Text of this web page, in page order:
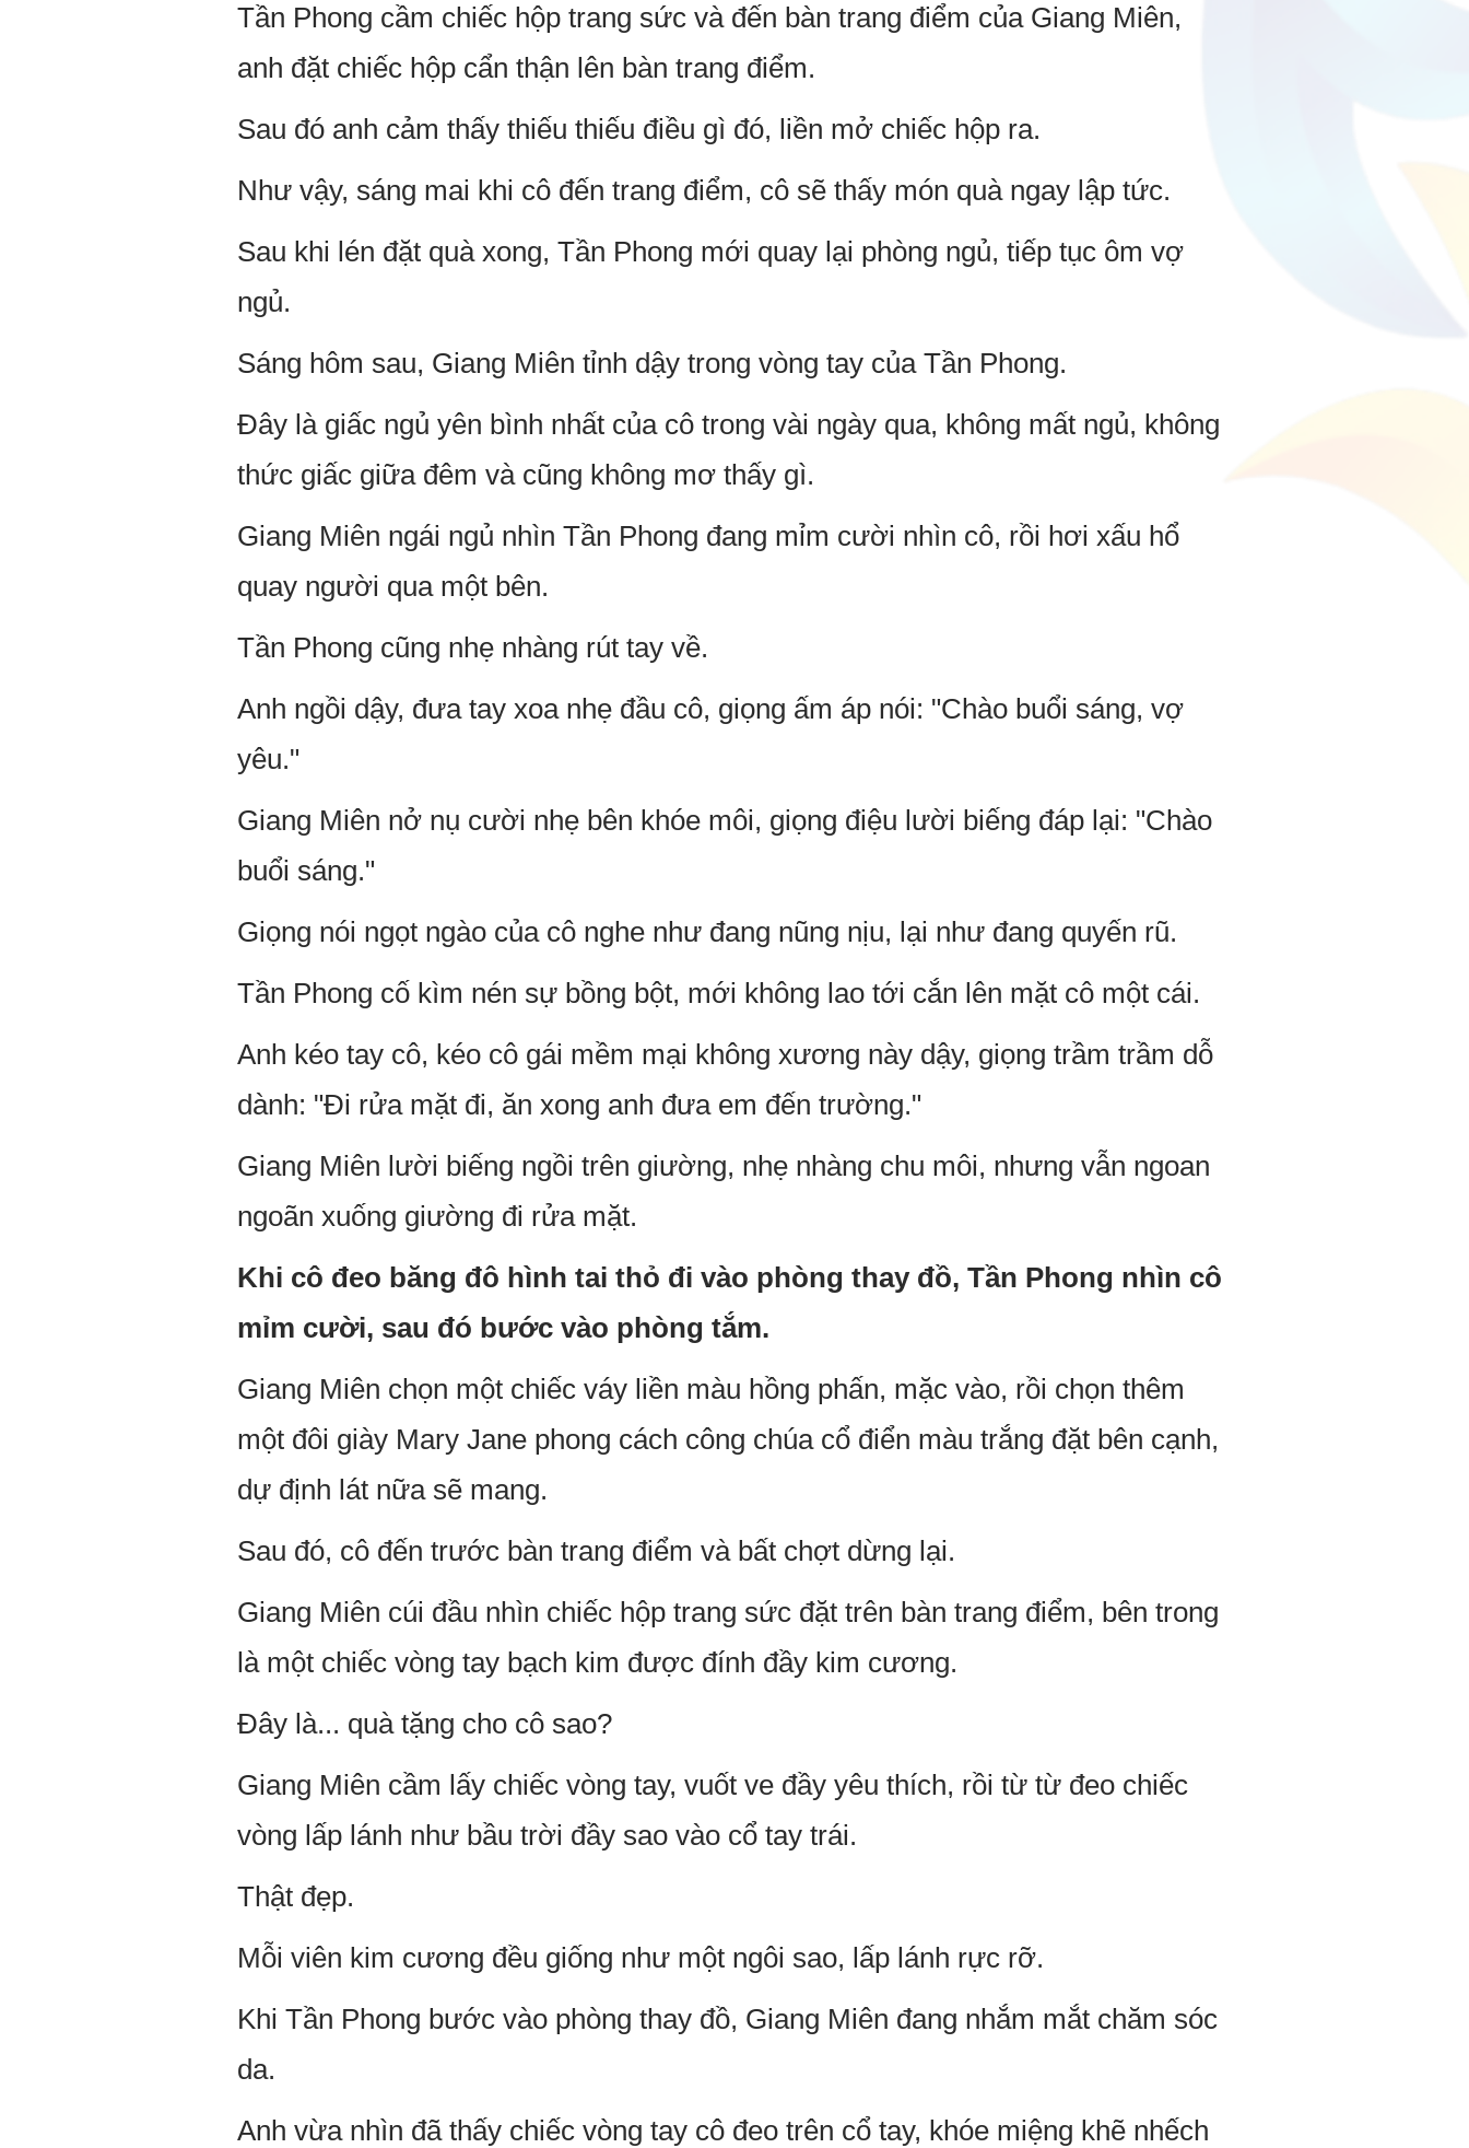
Tần Phong cầm chiếc hộp trang sức và đến bàn trang điểm của Giang Miên,
anh đặt chiếc hộp cẩn thận lên bàn trang điểm.
Sau đó anh cảm thấy thiếu thiếu điều gì đó, liền mở chiếc hộp ra.
Như vậy, sáng mai khi cô đến trang điểm, cô sẽ thấy món quà ngay lập tức.
Sau khi lén đặt quà xong, Tần Phong mới quay lại phòng ngủ, tiếp tục ôm vợ
ngủ.
Sáng hôm sau, Giang Miên tỉnh dậy trong vòng tay của Tần Phong.
Đây là giấc ngủ yên bình nhất của cô trong vài ngày qua, không mất ngủ, không
thức giấc giữa đêm và cũng không mơ thấy gì.
Giang Miên ngái ngủ nhìn Tần Phong đang mỉm cười nhìn cô, rồi hơi xấu hổ
quay người qua một bên.
Tần Phong cũng nhẹ nhàng rút tay về.
Anh ngồi dậy, đưa tay xoa nhẹ đầu cô, giọng ấm áp nói: "Chào buổi sáng, vợ
yêu."
Giang Miên nở nụ cười nhẹ bên khóe môi, giọng điệu lười biếng đáp lại: "Chào
buổi sáng."
Giọng nói ngọt ngào của cô nghe như đang nũng nịu, lại như đang quyến rũ.
Tần Phong cố kìm nén sự bồng bột, mới không lao tới cắn lên mặt cô một cái.
Anh kéo tay cô, kéo cô gái mềm mại không xương này dậy, giọng trầm trầm dỗ
dành: "Đi rửa mặt đi, ăn xong anh đưa em đến trường."
Giang Miên lười biếng ngồi trên giường, nhẹ nhàng chu môi, nhưng vẫn ngoan
ngoãn xuống giường đi rửa mặt.
Khi cô đeo băng đô hình tai thỏ đi vào phòng thay đồ, Tần Phong nhìn cô
mỉm cười, sau đó bước vào phòng tắm.
Giang Miên chọn một chiếc váy liền màu hồng phấn, mặc vào, rồi chọn thêm
một đôi giày Mary Jane phong cách công chúa cổ điển màu trắng đặt bên cạnh,
dự định lát nữa sẽ mang.
Sau đó, cô đến trước bàn trang điểm và bất chợt dừng lại.
Giang Miên cúi đầu nhìn chiếc hộp trang sức đặt trên bàn trang điểm, bên trong
là một chiếc vòng tay bạch kim được đính đầy kim cương.
Đây là... quà tặng cho cô sao?
Giang Miên cầm lấy chiếc vòng tay, vuốt ve đầy yêu thích, rồi từ từ đeo chiếc
vòng lấp lánh như bầu trời đầy sao vào cổ tay trái.
Thật đẹp.
Mỗi viên kim cương đều giống như một ngôi sao, lấp lánh rực rỡ.
Khi Tần Phong bước vào phòng thay đồ, Giang Miên đang nhắm mắt chăm sóc
da.
Anh vừa nhìn đã thấy chiếc vòng tay cô đeo trên cổ tay, khóe miệng khẽ nhếch